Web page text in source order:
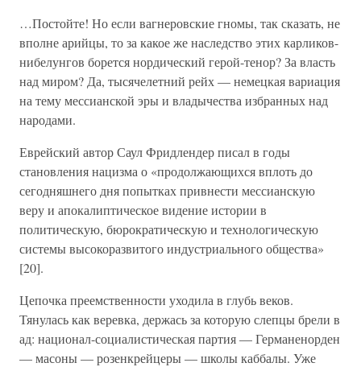
…Постойте! Но если вагнеровские гномы, так сказать, не
вполне арийцы, то за какое же наследство этих карликов-
нибелунгов борется нордический герой-тенор? За власть
над миром? Да, тысячелетний рейх — немецкая вариация
на тему мессианской эры и владычества избранных над
народами.
Еврейский автор Саул Фридлендер писал в годы
становления нацизма о «продолжающихся вплоть до
сегодняшнего дня попытках привнести мессианскую
веру и апокалиптическое видение истории в
политическую, бюрократическую и технологическую
системы высокоразвитого индустриального общества»
[20].
Цепочка преемственности уходила в глубь веков.
Тянулась как веревка, держась за которую слепцы брели в
ад: национал-социалистическая партия — Германенорден
— масоны — розенкрейцеры — школы каббалы. Уже